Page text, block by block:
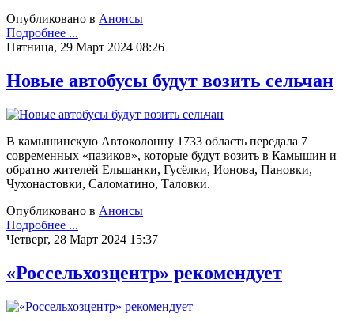
Опубликовано в Анонсы
Подробнее ...
Пятница, 29 Март 2024 08:26
Новые автобусы будут возить сельчан
В камышинскую Автоколонну 1733 область передала 7
современных «пазиков», которые будут возить в Камышин и
обратно жителей Ельшанки, Гусёлки, Ионова, Пановки,
Чухонастовки, Саломатино, Таловки.
Опубликовано в Анонсы
Подробнее ...
Четверг, 28 Март 2024 15:37
«Россельхозцентр» рекомендует